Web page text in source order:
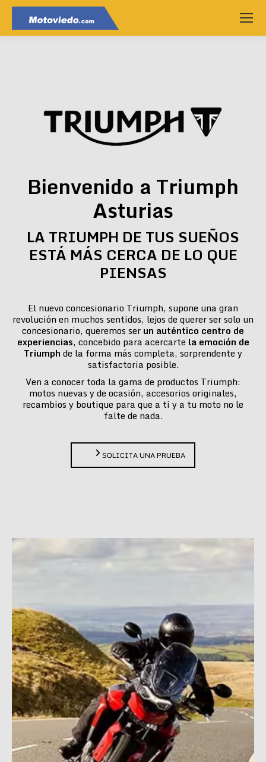
Bienvenido a Triumph
Asturias
LA TRIUMPH DE TUS SUEÑOS
ESTÁ MÁS CERCA DE LO QUE
PIENSAS
El nuevo concesionario Triumph, supone una gran
revolución en muchos sentidos, lejos de querer ser solo un
concesionario, queremos ser un auténtico centro de
experiencias, concebido para acercarte la emoción de
Triumph de la forma más completa, sorprendente y
satisfactoria posible.
Ven a conocer toda la gama de productos Triumph:
motos nuevas y de ocasión, accesorios originales,
recambios y boutique para que a ti y a tu moto no le
falte de nada.
SOLICITA UNA PRUEBA